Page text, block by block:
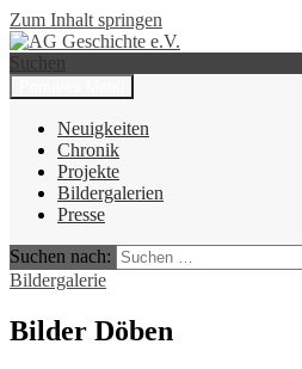
Zum Inhalt springen
AG Geschichte e.V.
Suchen
Neuigkeiten
Chronik
Projekte
Bildergalerien
Presse
Suchen nach:
Bildergalerie
Bilder Döben